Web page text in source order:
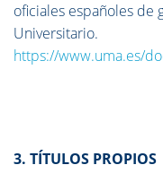
oficiales españoles de
Universitario.
https://www.uma.es/
3. TÍTULOS PROPIOS